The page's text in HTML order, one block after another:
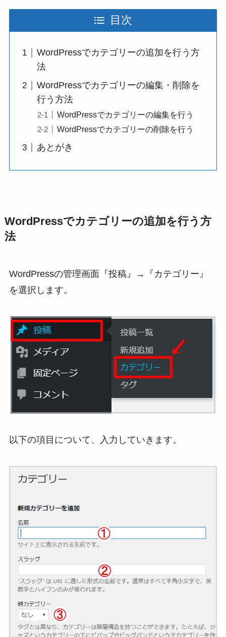
目次
WordPressでカテゴリーの追加を行う方
法
WordPressでカテゴリーの編集・削除を
行う方法
WordPressでカテゴリーの編集を行う
WordPressでカテゴリーの削除を行う
あとがき
WordPressでカテゴリーの追加を行う方
法
WordPressの管理画面『投稿』→『カテゴリー』
を選択します。
以下の項目について、入力していきます。